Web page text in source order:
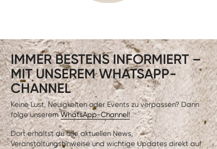
IMMER BESTENS INFORMIERT –
MIT UNSEREM WHATSAPP-
CHANNEL
Keine Lust, Neuigkeiten oder Events zu verpassen? Dann
folge unseremWhatsApp-Channel!
Dort erhältst du alle aktuellen News,
Veranstaltungshinweise und wichtige Updates direkt auf